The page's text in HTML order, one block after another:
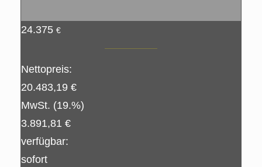
24.375 €
Nettopreis:
20.483,19 €
MwSt. (19.%)
3.891,81 €
verfügbar:
sofort